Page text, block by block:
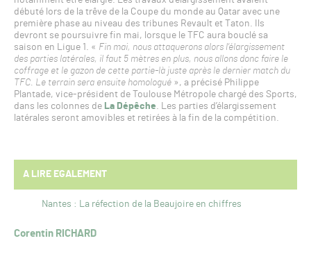
débuté lors de la trêve de la Coupe du monde au Qatar avec une
première phase au niveau des tribunes Revault et Taton. Ils
devront se poursuivre fin mai, lorsque le TFC aura bouclé sa
saison en Ligue 1. « Fin mai, nous attaquerons alors l’élargissement
des parties latérales, il faut 5 mètres en plus, nous allons donc faire le
coffrage et le gazon de cette partie-là juste après le dernier match du
TFC. Le terrain sera ensuite homologué», a précisé Philippe
Plantade, vice-président de Toulouse Métropole chargé des Sports,
dans les colonnes de La Dépêche . Les parties d’élargissement
latérales seront amovibles et retirées à la fin de la compétition.
A LIRE EGALEMENT
Nantes : La réfection de la Beaujoire en chiffres
Corentin RICHARD